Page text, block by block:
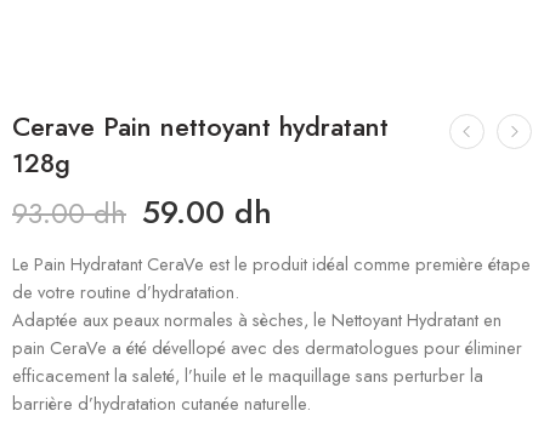
Cerave Pain nettoyant hydratant
128g
93.00dh 59.00 dh
Le Pain Hydratant CeraVe est le produit idéal comme première étape
de votre routine d’hydratation.
Adaptée aux peaux normales à sèches, le Nettoyant Hydratant en
pain CeraVe a été dévellopé avec des dermatologues pour éliminer
efficacement la saleté, l’huile et le maquillage sans perturber la
barrière d’hydratation cutanée naturelle.